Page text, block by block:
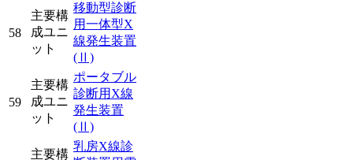
58
主要構
成ユニ
ット
移動型診断
用一体型X
線発生装置
(Ⅱ)
59
主要構
成ユニ
ット
ポータブル
診断用X線
発生装置
(Ⅱ)
主要構
乳房X線診